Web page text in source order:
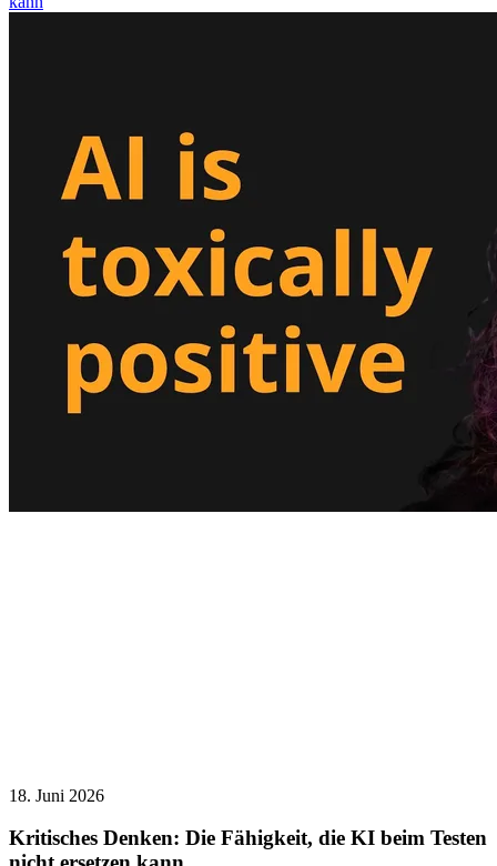
18. Juni 2026
Kritisches Denken: Die Fähigkeit, die KI beim Testen